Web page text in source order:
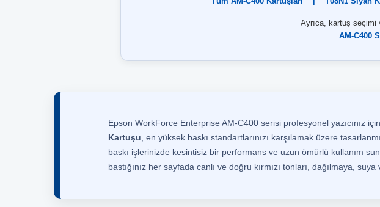
Ayrıca, kartuş seçimi
AM-C400
Epson WorkForce Enterprise AM-C400 serisi profesyonel yazıcınız
Kartuşu, en yüksek baskı standartlarınızı karşılamak üzere
baskı işlerinizde kesintisiz bir performans ve uzun ömürlü kullanım
bastığınız her sayfada canlı ve doğru kırmızı tonları, dağılmaya,